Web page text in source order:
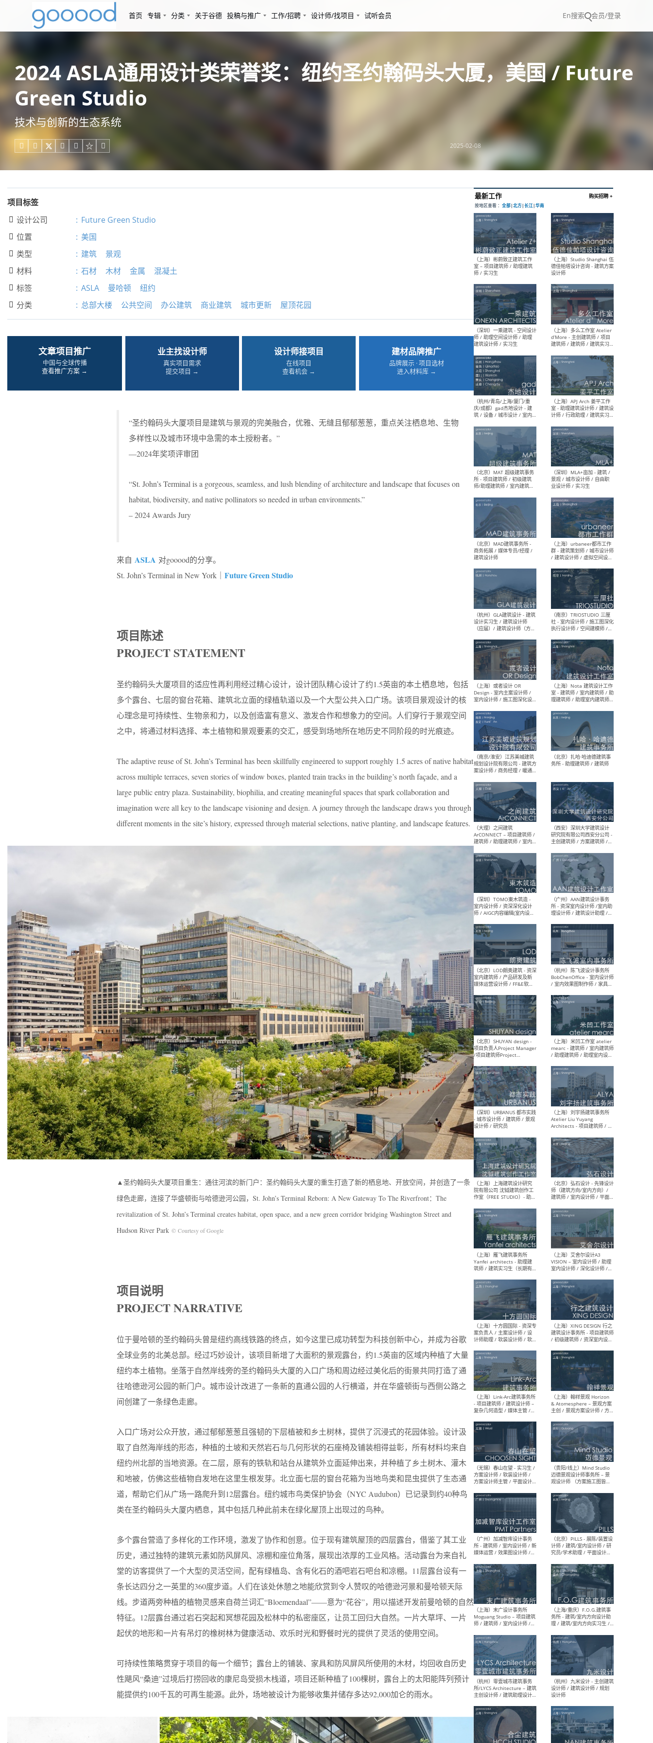
首页 专辑 分类 关于谷德 投稿与推广 工作/招聘 设计师/找项目 试听会员 En搜索 会员/登录
2024 ASLA通用设计类荣誉奖：纽约圣约翰码头大厦，美国 / Future
Green Studio
技术与创新的生态系统
     2025-02-08
项目标签
 设计公司 : Future Green Studio
 位置 : 美国
 类型 : 建筑 景观
 材料 : 石材 木材 金属 混凝土
 标签 : ASLA 曼哈顿 纽约
 分类 : 总部大楼 公共空间 办公建筑 商业建筑 城市更新 屋顶花园
文章项目推广
中国与全球传播
查看推广方案 →
业主找设计师
真实项目需求
提交项目 →
设计师接项目
在线项目
查看机会 →
建材品牌推广
品牌展示 · 项目选材
进入材料库 →
“圣约翰码头大厦项目是建筑与景观的完美融合，优雅、无缝且郁郁葱葱，重点关注栖息地、生物
多样性以及城市环境中急需的本土授粉者。”
—2024年奖项评审团
“St. John’s Terminal is a gorgeous, seamless, and lush blending of architecture and landscape that focuses on
habitat, biodiversity, and native pollinators so needed in urban environments.”
– 2024 Awards Jury
来自 ASLA 对gooood的分享。
St. John’s Terminal in New York｜ Future Green Studio
项目陈述
PROJECT STATEMENT
圣约翰码头大厦项目的适应性再利用经过精心设计，设计团队精心设计了约1.5英亩的本土栖息地，包括
多个露台、七层的窗台花箱、建筑北立面的绿植轨道以及一个大型公共入口广场。该项目景观设计的核
心理念是可持续性、生物亲和力，以及创造富有意义、激发合作和想象力的空间。人们穿行于景观空间
之中，将通过材料选择、本土植物和景观要素的交汇，感受到场地所在地历史不同阶段的时光痕迹。
The adaptive reuse of St. John’s Terminal has been skillfully engineered to support roughly 1.5 acres of native habitat
across multiple terraces, seven stories of window boxes, planted train tracks in the building’s north façade, and a
large public entry plaza. Sustainability, biophilia, and creating meaningful spaces that spark collaboration and
imagination were all key to the landscape visioning and design. A journey through the landscape draws you through
different moments in the site’s history, expressed through material selections, native planting, and landscape features.
▲圣约翰码头大厦项目重生：通往河滨的新门户：圣约翰码头大厦的重生打造了新的栖息地、开放空间，并创造了一条
绿色走廊，连接了华盛顿街与哈德逊河公园，St. John’s Terminal Reborn: A New Gateway To The Riverfront：The
revitalization of St. John’s Terminal creates habitat, open space, and a new green corridor bridging Washington Street and
Hudson River Park © Courtesy of Google
项目说明
PROJECT NARRATIVE
位于曼哈顿的圣约翰码头曾是纽约高线铁路的终点，如今这里已成功转型为科技创新中心，并成为谷歌
全球业务的北美总部。经过巧妙设计，该项目新增了大面积的景观露台，约1.5英亩的区域内种植了大量
纽约本土植物。坐落于自然岸线旁的圣约翰码头大厦的入口广场和周边经过美化后的街景共同打造了通
往哈德逊河公园的新门户。城市设计改进了一条新的直通公园的人行横道，并在华盛顿街与西侧公路之
间创建了一条绿色走廊。
入口广场对公众开放，通过郁郁葱葱且强韧的下层植被和乡土树林，提供了沉浸式的花园体验。设计汲
取了自然海岸线的形态，种植的土坡和天然岩石与几何形状的石座椅及铺装相得益彰，所有材料均来自
纽约州北部的当地资源。在二层，原有的铁轨和站台从建筑外立面延伸出来，并种植了乡土树木、灌木
和地被，仿佛这些植物自发地在这里生根发芽。北立面七层的窗台花箱为当地鸟类和昆虫提供了生态通
道，帮助它们从广场一路爬升到12层露台。纽约城市鸟类保护协会（NYC Audubon）已记录到约40种鸟
类在圣约翰码头大厦内栖息，其中包括几种此前未在绿化屋顶上出现过的鸟种。
多个露台营造了多样化的工作环境，激发了协作和创意。位于现有建筑屋顶的四层露台，借鉴了其工业
历史，通过独特的建筑元素如防风屏风、凉棚和座位角落，展现出浓厚的工业风格。活动露台为来自礼
堂的访客提供了一个大型的灵活空间，配有绿植岛、含有化石的酒吧岩石吧台和凉棚。11层露台设有一
条长达四分之一英里的360度步道。人们在该处休憩之地能欣赏到令人赞叹的哈德逊河景和曼哈顿天际
线。步道两旁种植的植物灵感来自荷兰词汇“Bloemendaal”——意为“花谷”，用以描述开发前曼哈顿的自然
特征。12层露台通过岩石突起和冥想花园及松林中的私密座区，让员工回归大自然。一片大草坪、一片
起伏的地形和一片有吊灯的橡树林为健康活动、欢乐时光和野餐时光的提供了灵活的使用空间。
可持续性策略贯穿于项目的每一个细节；露台上的铺装、家具和防风屏风所使用的木材，均回收自历史
性飓风“桑迪”过境后打捞回收的康尼岛受损木栈道，项目还新种植了100棵树，露台上的太阳能阵列预计
能提供约100千瓦的可再生能源。此外，场地被设计为能够收集并储存多达92,000加仑的雨水。
最新工作
按地区查看 ：全部|北方|长江
（上海）彬蔚致正建筑工作
室 – 项目建筑师 / 助理建筑
师 / 实习生
（深圳）一乘建筑 - 空间设计
师 / 助理空间设计师 / 助理
建筑设计师 / 实习生
（杭州/青岛/上海/厦门/重
庆/成都）gad杰地设计 - 建
筑 / 设备 / 城市设计 / 室内 /
幕墙 / BIM / 成本 / 工程 / 运
营 / 品牌 / 观点views / 实习
等
（北京）MAT 超级建筑事务
所 - 项目建筑师 / 初级建筑
/ 实习生
（北京）MAD建筑事务所 -
商务拓展 / 媒体专员/经理 /
建筑设计师
（杭州）GLA建筑设计 - 建筑
设计实习生 / 建筑设计师
（应届）/ 建筑设计师（方案
设计）/ 建筑设计师（施工
图）/ 结构设计师 / 给排水设
计师
（上海）或者设计 OR
Design - 室内主案设计师 /
室内设计师 / 施工图深化设
计师 / 室内设计助理 / 新媒
体运营
（南京/淮安）江苏美城建筑
规划设计院有限公司 - 建筑方
案设计师 / 商务经理 / 暖通
设计师 / 造价工程师
（大理）之间建筑
ArCONNECT – 项目建筑师 /
建筑师 / 助理建筑师 / 室内
设计师 / 实习生
（深圳）TOMO東木筑造 -
室内设计师 / 资深深化设计
方向) / 照明设计师 / 软装设
计师
（北京）LOD朗奥建筑 - 资深
室内建筑师 / 产品研发及新
媒体运营设计师 / FF&E软装
设计师 / 深化设计师 / 实习
生
（北京）SHUYAN design -
项目负责人Project Manager
/项目建筑师Project
Architect / 助理建筑师
Assistant Architect / 创始
人助理Founder's Assistant
/ 实习生Intern
（深圳）URBANUS 都市实践
- 城市设计师 / 建筑师 / 景观
设计师 / 研究员
（上海）上海建筑设计研究
院有限公司 沈钺建筑创作工
作室（FREE STUDIO）- 助理
建筑师 / 驻场建筑师 / 实习
生
（上海）雁飞建筑事务所
Yanfei architects - 助理建
筑师 / 建筑实习生（长期有
效）
（上海）十方圆国际 - 资深专
案负责人 / 主案设计师 / 设
计师助理 / 软装设计师 / 软
装设计师助理
（上海）Link-Arc建筑事务所
复杂几何造型 / 媒体主管 /
学术研究专员 / 实习生计划
（无锡）春山在望 - 实习生 /
方案设计师 / 软装设计师 /
方案设计师主管 / 平面设计
师